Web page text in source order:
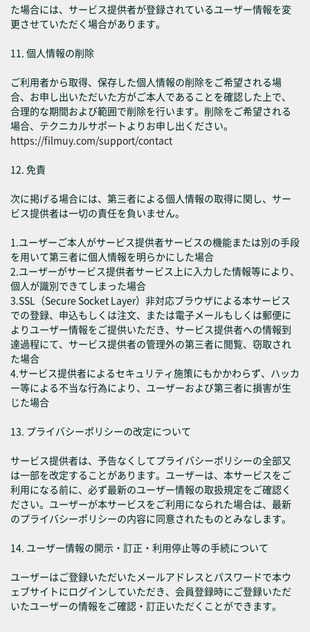
た場合には、サービス提供者が登録されているユーザー情報を変
更させていただく場合があります。
11. 個人情報の削除
ご利用者から取得、保存した個人情報の削除をご希望される場
合、お申し出いただいた方がご本人であることを確認した上で、
合理的な期間および範囲で削除を行います。削除をご希望される
場合、テクニカルサポートよりお申し出ください。
https://filmuy.com/support/contact
12. 免責
次に掲げる場合には、第三者による個人情報の取得に関し、サー
ビス提供者は一切の責任を負いません。
1.ユーザーご本人がサービス提供者サービスの機能または別の手段
を用いて第三者に個人情報を明らかにした場合
2.ユーザーがサービス提供者サービス上に入力した情報等により、
個人が識別できてしまった場合
3.SSL（Secure Socket Layer）非対応ブラウザによる本サービス
での登録、申込もしくは注文、または電子メールもしくは郵便に
よりユーザー情報をご提供いただき、サービス提供者への情報到
達過程にて、サービス提供者の管理外の第三者に閲覧、窃取され
た場合
4.サービス提供者によるセキュリティ施策にもかかわらず、ハッカ
ー等による不当な行為により、ユーザーおよび第三者に損害が生
じた場合
13. プライバシーポリシーの改定について
サービス提供者は、予告なくしてプライバシーポリシーの全部又
は一部を改定することがあります。ユーザーは、本サービスをご
利用になる前に、必ず最新のユーザー情報の取扱規定をご確認く
ださい。ユーザーが本サービスをご利用になられた場合は、最新
のプライバシーポリシーの内容に同意されたものとみなします。
14. ユーザー情報の開示・訂正・利用停止等の手続について
ユーザーはご登録いただいたメールアドレスとパスワードで本ウ
ェブサイトにログインしていただき、会員登録時にご登録いただ
いたユーザーの情報をご確認・訂正いただくことができます。